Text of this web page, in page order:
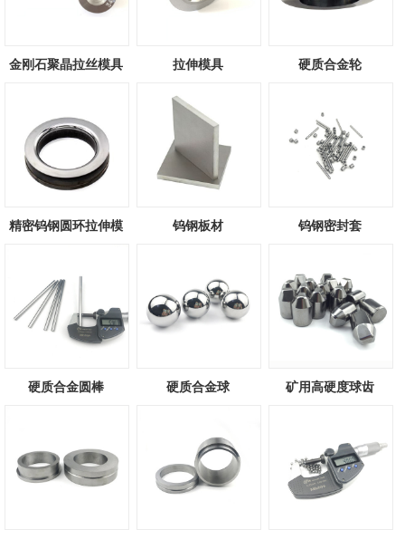
金刚石聚晶拉丝模具 拉伸模具 硬质合金轮
精密钨钢圆环拉伸模 钨钢板材 钨钢密封套
硬质合金圆棒 硬质合金球 矿用高硬度球齿